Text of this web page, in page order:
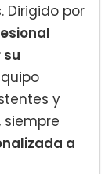
Dirigido por
y
a